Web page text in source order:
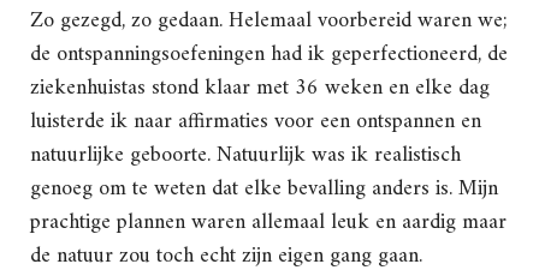
Zo gezegd, zo gedaan. Helemaal voorbereid waren we;
de ontspanningsoefeningen had ik geperfectioneerd, de
ziekenhuistas stond klaar met 36 weken en elke dag
luisterde ik naar affirmaties voor een ontspannen en
natuurlijke geboorte. Natuurlijk was ik realistisch
genoeg om te weten dat elke bevalling anders is. Mijn
prachtige plannen waren allemaal leuk en aardig maar
de natuur zou toch echt zijn eigen gang gaan.